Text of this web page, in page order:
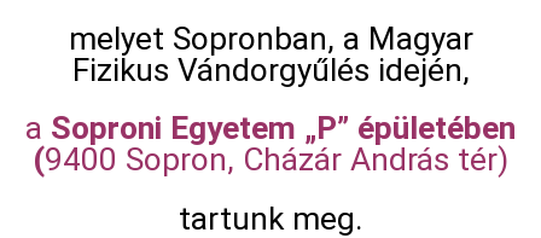
melyet Sopronban, a Magyar
Fizikus Vándorgyűlés idején,
a Soproni Egyetem „P” épületében
(9400 Sopron, Cházár András tér)
tartunk meg.